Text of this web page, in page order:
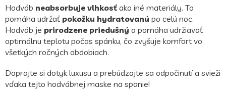
Hodváb neabsorbuje vlhkosť ako iné materiály. To
pomáha udržať pokožku hydratovanú po celú noc.
Hodváb je prirodzene priedušný a pomáha udržiavať
optimálnu teplotu počas spánku, čo zvyšuje komfort vo
všetkých ročných obdobiach.
Doprajte si dotyk luxusu a prebúdzajte sa odpočinutí a svieži
vďaka tejto hodvábnej maske na spanie!